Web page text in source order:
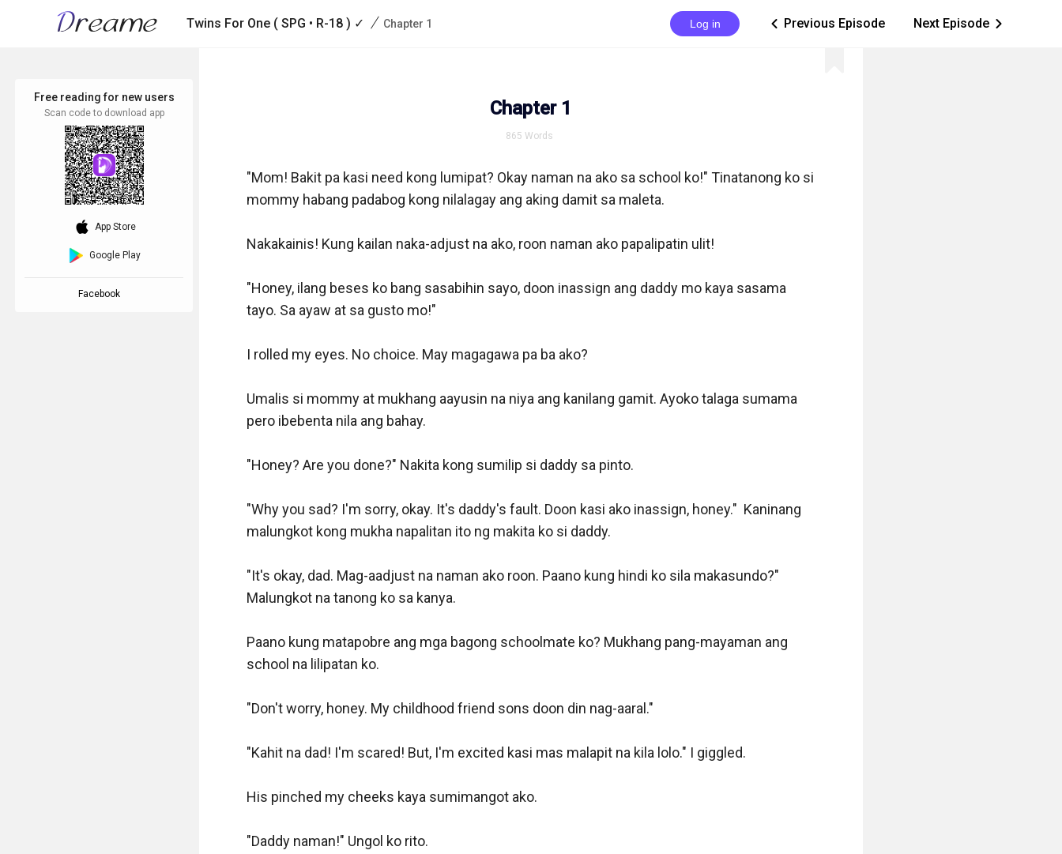
Twins For One ( SPG • R-18 ) ✓ / Chapter 1 Log in ic_arrow_left Previous Episode Next Episode ic_arrow_right
Chapter 1
865 Words
"Mom! Bakit pa kasi need kong lumipat? Okay naman na ako sa school ko!" Tinatanong ko si
mommy habang padabog kong nilalagay ang aking damit sa maleta.
Nakakainis! Kung kailan naka-adjust na ako, roon naman ako papalipatin ulit!
"Honey, ilang beses ko bang sasabihin sayo, doon inassign ang daddy mo kaya sasama
tayo. Sa ayaw at sa gusto mo!"
I rolled my eyes. No choice. May magagawa pa ba ako?
Umalis si mommy at mukhang aayusin na niya ang kanilang gamit. Ayoko talaga sumama
pero ibebenta nila ang bahay.
"Honey? Are you done?" Nakita kong sumilip si daddy sa pinto.
"Why you sad? I'm sorry, okay. It's daddy's fault. Doon kasi ako inassign, honey."  Kaninang
malungkot kong mukha napalitan ito ng makita ko si daddy.
"It's okay, dad. Mag-aadjust na naman ako roon. Paano kung hindi ko sila makasundo?"
Malungkot na tanong ko sa kanya.
Paano kung matapobre ang mga bagong schoolmate ko? Mukhang pang-mayaman ang
school na lilipatan ko.
"Don't worry, honey. My childhood friend sons doon din nag-aaral."
"Kahit na dad! I'm scared! But, I'm excited kasi mas malapit na kila lolo." I giggled.
His pinched my cheeks kaya sumimangot ako.
"Daddy naman!" Ungol ko rito.
Free reading for new users
Scan code to download app
download_ios App Store
Google Play
Facebook